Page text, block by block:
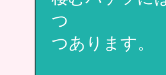
つ
つあります。